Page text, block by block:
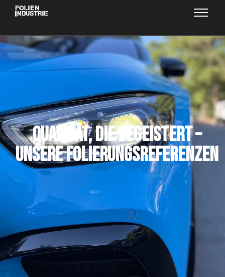
Qualität, die begeistert –
Unsere Folierungsreferenzen